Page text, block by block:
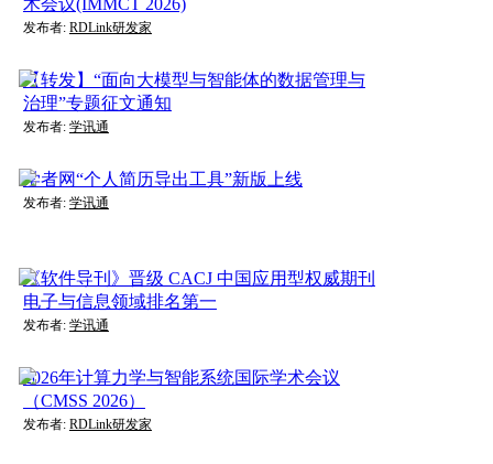
术会议(IMMCT 2026)
发布者: RDLink研发家
【转发】“面向大模型与智能体的数据管理与
治理”专题征文通知
发布者: 学讯通
学者网“个人简历导出工具”新版上线
发布者: 学讯通
《软件导刊》晋级 CACJ 中国应用型权威期刊
电子与信息领域排名第一
发布者: 学讯通
2026年计算力学与智能系统国际学术会议
（CMSS 2026）
发布者: RDLink研发家